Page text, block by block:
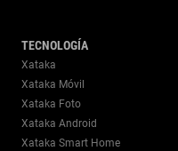
TECNOLOGÍA
Xataka
Xataka Móvil
Xataka Foto
Xataka Android
Xataka Smart Home